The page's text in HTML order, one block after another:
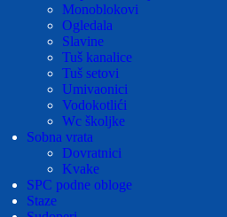
Monoblokovi
Ogledala
Slavine
Tuš kanalice
Tuš setovi
Umivaonici
Vodokotlići
Wc školjke
Sobna vrata
Dovratnici
Kvake
SPC podne obloge
Staze